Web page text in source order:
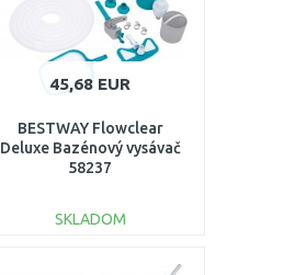
45,68 EUR
BESTWAY Flowclear
Deluxe Bazénový vysávač
58237
SKLADOM